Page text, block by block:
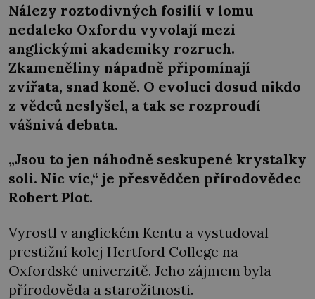
Nálezy roztodivných fosilií v lomu
nedaleko Oxfordu vyvolají mezi
anglickými akademiky rozruch.
Zkameněliny nápadně připomínají
zvířata, snad koně. O evoluci dosud nikdo
z vědců neslyšel, a tak se rozproudí
vášnivá debata.
„Jsou to jen náhodně seskupené krystalky
soli. Nic víc,“ je přesvědčen přírodovědec
Robert Plot.
Vyrostl v anglickém Kentu a vystudoval
prestižní kolej Hertford College na
Oxfordské univerzitě. Jeho zájmem byla
přírodověda a starožitnosti.